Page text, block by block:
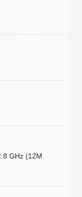
GHz (12M